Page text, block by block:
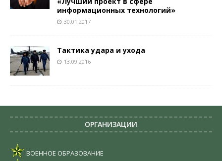
информационных технологий»
30.01.2017
Тактика удара и ухода
13.09.2016
ОРГАНИЗАЦИИ
ВОЕННОЕ ОБРАЗОВАНИЕ